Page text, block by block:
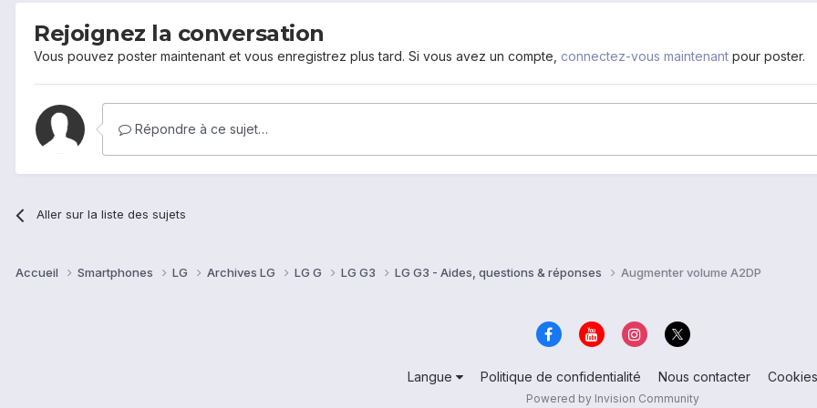
Rejoignez la conversation
Vous pouvez poster maintenant et vous enregistrez plus tard. Si vous avez un compte, connectez-vous maintenant pour poster.
Répondre à ce sujet…
Aller sur la liste des sujets
Accueil Smartphones LG Archives LG LG G LG G3 LG G3 - Aides, questions & réponses Augmenter volume A2DP
Langue Politique de confidentialité Nous contacter Cookies
Powered by Invision Community